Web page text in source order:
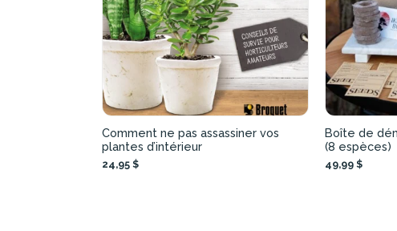
Comment ne pas assassiner vos
plantes d’intérieur
24,95 $
Boîte de
(8 espèces)
49,99 $